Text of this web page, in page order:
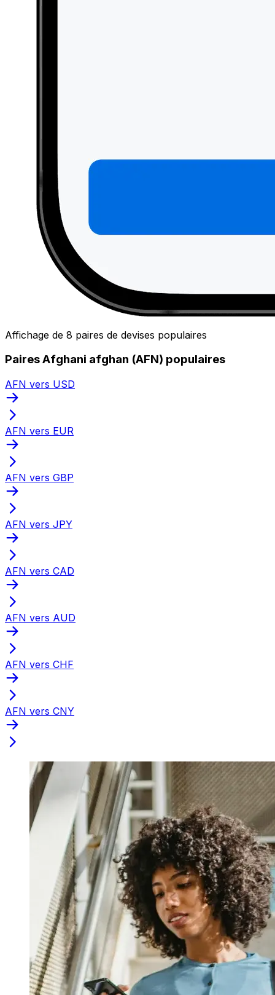
Affichage de 8 paires de devises populaires
Paires Afghani afghan (AFN) populaires
AFN vers USD
AFN vers EUR
AFN vers GBP
AFN vers JPY
AFN vers CAD
AFN vers AUD
AFN vers CHF
AFN vers CNY